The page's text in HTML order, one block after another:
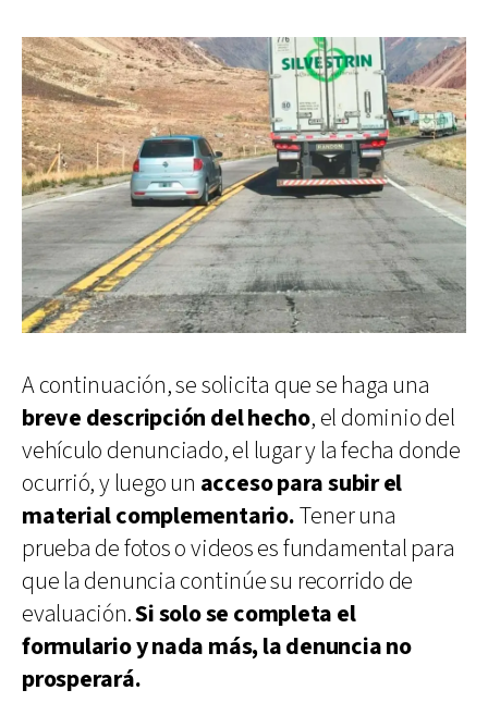
A continuación, se solicita que se haga una
breve descripción del hecho, el dominio del
vehículo denunciado, el lugar y la fecha donde
ocurrió, y luego un acceso para subir el
material complementario.Tener una
prueba de fotos o videos es fundamental para
que la denuncia continúe su recorrido de
evaluación.Si solo se completa el
formulario y nada más, la denuncia no
prosperará.